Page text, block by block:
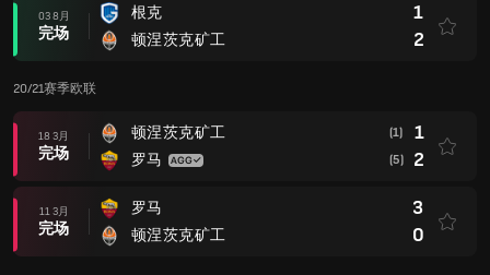
03 8月
完场
根克
顿涅茨克矿工
1
2
20/21赛季欧联
18 3月
完场
顿涅茨克矿工
罗马
(1) 1
(5) 2
11 3月
完场
罗马
顿涅茨克矿工
3
0